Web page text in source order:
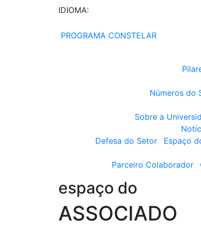
IDIOMA:
PROGRAMA CONSTELAR
Números do
Sobre a
Defesa do Setor
Espaço
Parceiro Colaborador
espaço do
ASSOCIADO